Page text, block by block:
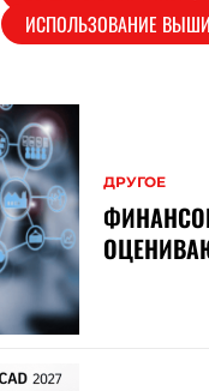
ИСПОЛЬЗОВАНИЕ
ДРУГОЕ